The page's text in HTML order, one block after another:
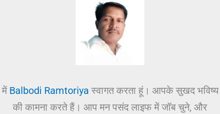
में Balbodi Ramtoriya स्वागत करता हूं। आपके सुखद भविष्य
की कामना करते हैं। आप मन पसंद लाइफ में जॉब चुने, और